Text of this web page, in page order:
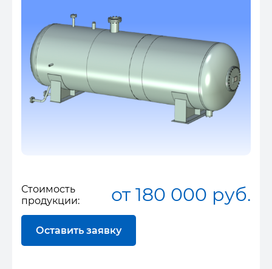
Стоимость
продукции:
от 180 000 руб.
Оставить заявку